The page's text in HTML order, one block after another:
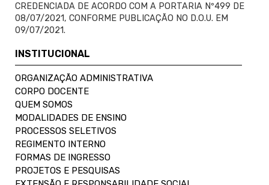
CREDENCIADA DE ACORDO COM A PORTARIA Nº499 DE
08/07/2021, CONFORME PUBLICAÇÃO NO D.O.U. EM
09/07/2021.
INSTITUCIONAL
ORGANIZAÇÃO ADMINISTRATIVA
CORPO DOCENTE
QUEM SOMOS
MODALIDADES DE ENSINO
PROCESSOS SELETIVOS
REGIMENTO INTERNO
FORMAS DE INGRESSO
PROJETOS E PESQUISAS